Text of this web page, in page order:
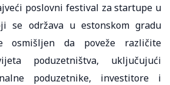
poslovni festival za startupe u
se održava u estonskom gradu
osmišljen da poveže različite
poduzetništva, uključujući
poduzetnike, investitore i